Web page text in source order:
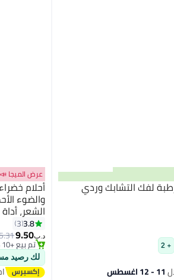
لفك التشابك وردي
+ 2
11 - 12 اغسطس
عرض الميجا 📣
أحلام
والضوء
الشعر،
3.8
3
د.ب‏9.50
#27 في فرش الشعر
أقل سعر
تم بيع +10 مؤخرًا
#27 في فرش الشعر
لك رصيد